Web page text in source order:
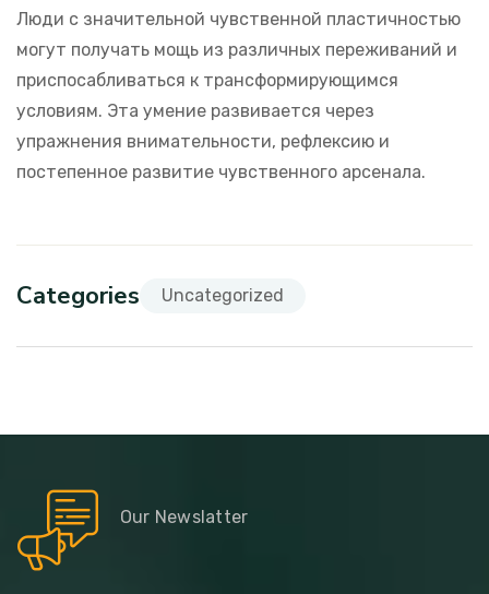
Люди с значительной чувственной пластичностью
могут получать мощь из различных переживаний и
приспосабливаться к трансформирующимся
условиям. Эта умение развивается через
упражнения внимательности, рефлексию и
постепенное развитие чувственного арсенала.
Categories Uncategorized
Our Newslatter